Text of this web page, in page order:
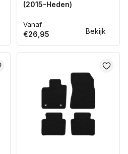
Bekijk
(2015-Heden)
Normale
prijs
Vanaf
€26,95